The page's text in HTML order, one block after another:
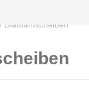
Diamantscheiben